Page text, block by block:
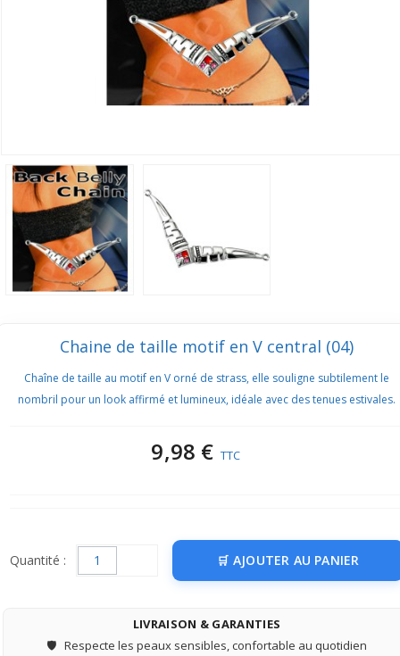
Chaine de taille motif en V central (04)
Chaîne de taille au motif en V orné de strass, elle souligne subtilement le
nombril pour un look affirmé et lumineux, idéale avec des tenues estivales.
9,98 € TTC
Quantité : AJOUTER AU PANIER
LIVRAISON & GARANTIES
🛡️ Respecte les peaux sensibles, confortable au quotidien